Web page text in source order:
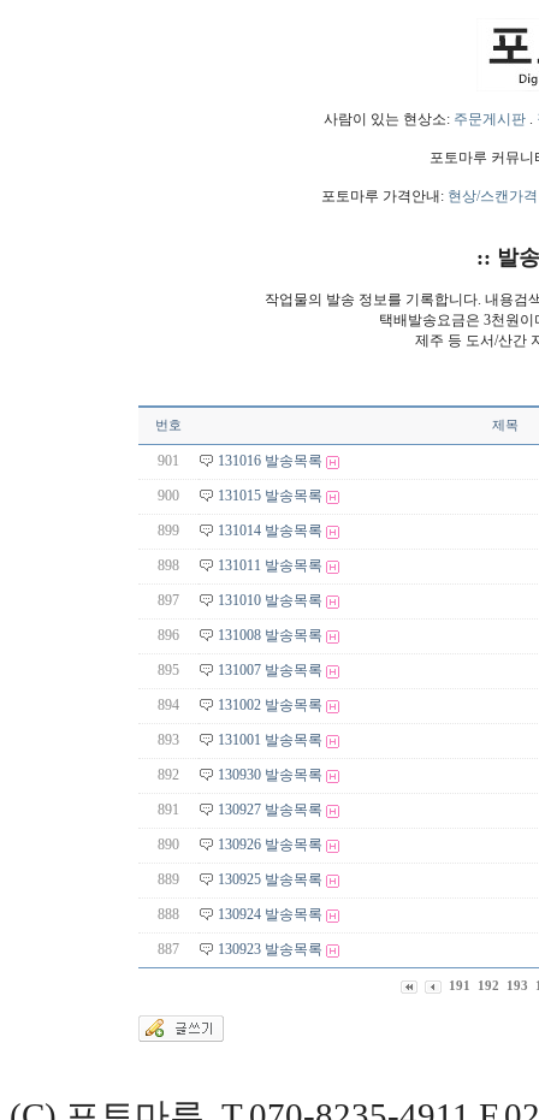
사람이 있는 현상소: 주문게시판.
포토마루 커뮤
포토마루 가격안내: 현상/스캔가격
:: 발
작업물의 발송 정보를 기록합니다. 내용검
택배발송요금은 3천원
제주 등 도서/산간
번호 제목
901 131016 발송목록
900 131015 발송목록
899 131014 발송목록
898 131011 발송목록
897 131010 발송목록
896 131008 발송목록
895 131007 발송목록
894 131002 발송목록
893 131001 발송목록
892 130930 발송목록
891 130927 발송목록
890 130926 발송목록
889 130925 발송목록
888 130924 발송목록
887 130923 발송목록
191 192 193